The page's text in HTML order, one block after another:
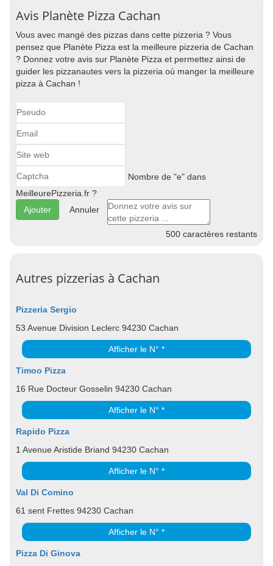
Avis Planète Pizza Cachan
Vous avec mangé des pizzas dans cette pizzeria ? Vous
pensez que Planète Pizza est la meilleure pizzeria de Cachan
? Donnez votre avis sur Planète Pizza et permettez ainsi de
guider les pizzanautes vers la pizzeria où manger la meilleure
pizza à Cachan !
Nombre de "e" dans
MeilleurePizzeria.fr ?
Annuler
500 caractères restants
Autres pizzerias à Cachan
Pizzeria Sergio
53 Avenue Division Leclerc 94230 Cachan
Afficher le N° *
Timoo Pizza
16 Rue Docteur Gosselin 94230 Cachan
Afficher le N° *
Rapido Pizza
1 Avenue Aristide Briand 94230 Cachan
Afficher le N° *
Val Di Comino
61 sent Frettes 94230 Cachan
Afficher le N° *
Pizza Di Ginova